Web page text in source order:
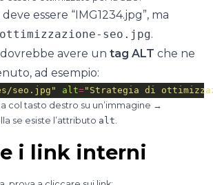
essere “IMG1234.jpg”, ma
ottimizzazione-seo.jpg.
avere un tag ALT che ne
ad esempio:
seo.jpg" alt="Strategia di
col tasto destro su un’immagine →
se esiste l’attributo alt.
i link interni